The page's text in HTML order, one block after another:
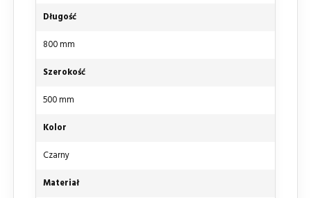
Długość
800 mm
Szerokość
500 mm
Kolor
Czarny
Materiał